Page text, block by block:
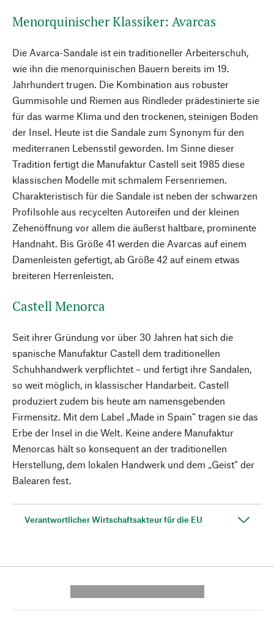
Menorquinischer Klassiker: Avarcas
Die Avarca-Sandale ist ein traditioneller Arbeiterschuh,
wie ihn die menorquinischen Bauern bereits im 19.
Jahrhundert trugen. Die Kombination aus robuster
Gummisohle und Riemen aus Rindleder prädestinierte sie
für das warme Klima und den trockenen, steinigen Boden
der Insel. Heute ist die Sandale zum Synonym für den
mediterranen Lebensstil geworden. Im Sinne dieser
Tradition fertigt die Manufaktur Castell seit 1985 diese
klassischen Modelle mit schmalem Fersenriemen.
Charakteristisch für die Sandale ist neben der schwarzen
Profilsohle aus recycelten Autoreifen und der kleinen
Zehenöffnung vor allem die äußerst haltbare, prominente
Handnaht. Bis Größe 41 werden die Avarcas auf einem
Damenleisten gefertigt, ab Größe 42 auf einem etwas
breiteren Herrenleisten.
Castell Menorca
Seit ihrer Gründung vor über 30 Jahren hat sich die
spanische Manufaktur Castell dem traditionellen
Schuhhandwerk verpflichtet – und fertigt ihre Sandalen,
so weit möglich, in klassischer Handarbeit. Castell
produziert zudem bis heute am namensgebenden
Firmensitz. Mit dem Label „Made in Spain“ tragen sie das
Erbe der Insel in die Welt. Keine andere Manufaktur
Menorcas hält so konsequent an der traditionellen
Herstellung, dem lokalen Handwerk und dem „Geist“ der
Balearen fest.
Verantwortlicher Wirtschaftsakteur für die EU